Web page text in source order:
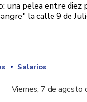
una pelea entre diez
la calle 9 de
Salarios
Viernes, 7 de